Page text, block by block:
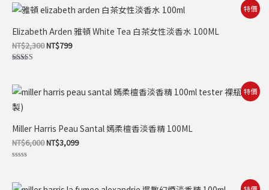
滿
分
特價
Elizabeth Arden 雅頓 White Tea 白茶女性淡香水 100ML
NT$2,300
原
始
價
格：
NT$2,300。
NT$799
目
前
價
格：
NT$799。
特價
Miller Harris Peau Santal 嫣柔檀香淡香精 100ML
NT$6,000
原
始
NT$6,000。
NT$3,099
目
前
NT$3,099。
滿
原 目